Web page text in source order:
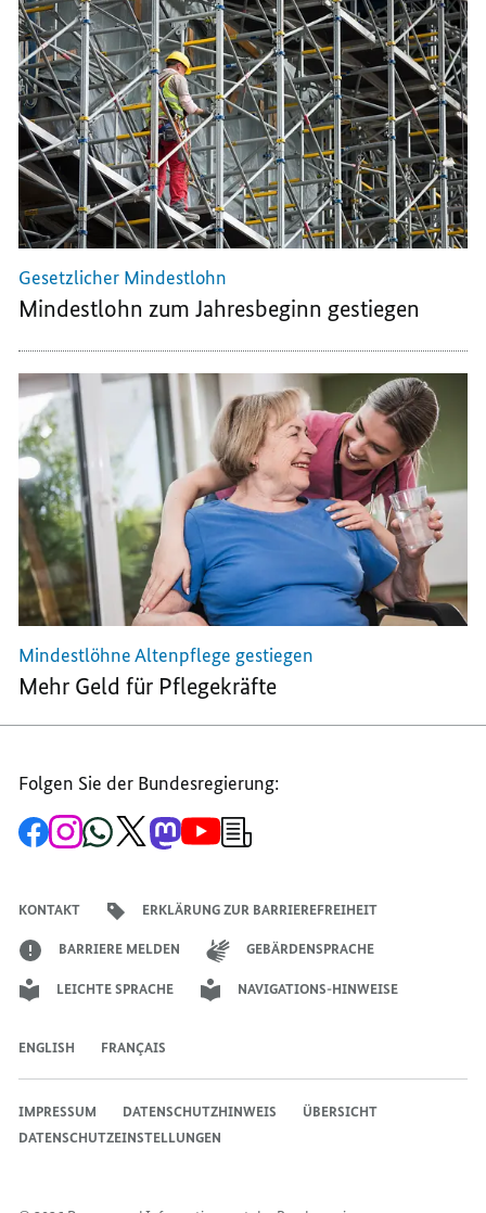
TEILEN,
MAXIMALE
BEZUGSDAUER
GILT
WEITER
MAXIMALE
BEZUGSDAUER
GILT
WEITER
MAXIMALE
BEZUGSDAUER
GILT
WEITER
Gesetzlicher Mindestlohn
Mindestlohn zum Jahresbeginn gestiegen
Mindestlöhne Altenpflege gestiegen
Mehr Geld für Pflegekräfte
Folgen Sie der Bundesregierung:
Zur
Facebook-
Zum
Instagram-
Zum
WhatsApp-
Zum
X-
Zum
Mastodon-
Zum
YouTube-Anmeldung
KONTAKT ERKLÄRUNG ZUR BARRIEREFREIHEIT
BARRIERE MELDEN GEBÄRDENSPRACHE
LEICHTE SPRACHE NAVIGATIONS-HINWEISE
ENGLISH FRANÇAIS
IMPRESSUM DATENSCHUTZHINWEIS
ÜBERSICHT
DATENSCHUTZEINSTELLUNGEN